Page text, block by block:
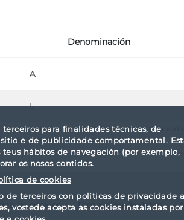
para finalidades técnicas, de
e de publicidade comportamental.
hábitos de navegación (por exemplo,
os nosos contidos.
de cookies
de terceiros con políticas de privacidade
vostede acepta as cookies instaladas por
Denominación
A
L
sobre o contido e sobre a
o contido deste documento.
de cookies Protección de datos